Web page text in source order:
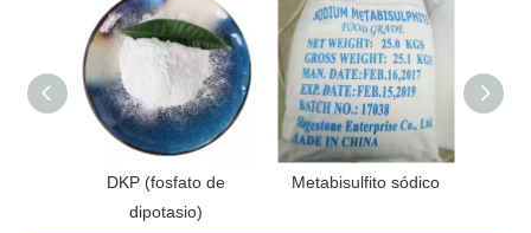
DKP (fosfato de
dipotasio)
Metabisulfito sódico